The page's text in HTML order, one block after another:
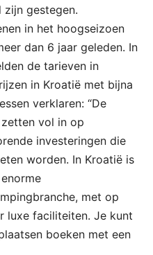
zijn gestegen.
in het hoogseizoen
dan 6 jaar geleden. In
de tarieven in
in Kroatië met bijna
verklaren: “De
vol in op
investeringen die
worden. In Kroatië is
met op
luxe faciliteiten. Je kunt
boeken met een